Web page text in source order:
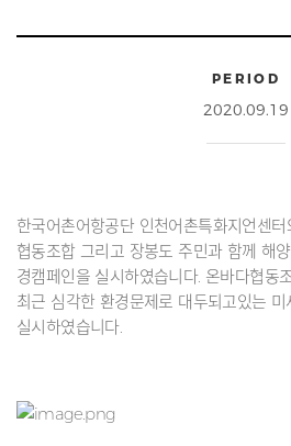
PERIOD
2020.09.19
한국어촌어항공단 인천어촌특화지언센
협동조합 그리고 장봉도 주민과 함께 해
경캠페인을 실시하였습니다. 온바다협동
최근 심각한 환경문제로 대두되고있는
실시하였습니다.